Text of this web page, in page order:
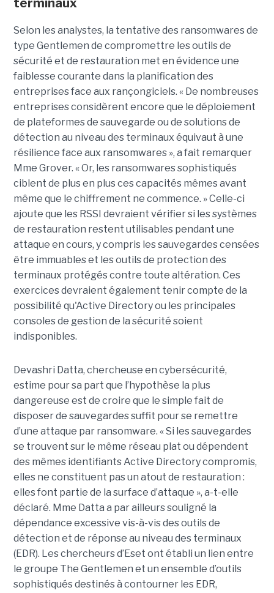
terminaux
Selon les analystes, la tentative des ransomwares de
type Gentlemen de compromettre les outils de
sécurité et de restauration met en évidence une
faiblesse courante dans la planification des
entreprises face aux rançongiciels. « De nombreuses
entreprises considèrent encore que le déploiement
de plateformes de sauvegarde ou de solutions de
détection au niveau des terminaux équivaut à une
résilience face aux ransomwares », a fait remarquer
Mme Grover. « Or, les ransomwares sophistiqués
ciblent de plus en plus ces capacités mêmes avant
même que le chiffrement ne commence. » Celle-ci
ajoute que les RSSI devraient vérifier si les systèmes
de restauration restent utilisables pendant une
attaque en cours, y compris les sauvegardes censées
être immuables et les outils de protection des
terminaux protégés contre toute altération. Ces
exercices devraient également tenir compte de la
possibilité qu'Active Directory ou les principales
consoles de gestion de la sécurité soient
indisponibles.
Devashri Datta, chercheuse en cybersécurité,
estime pour sa part que l’hypothèse la plus
dangereuse est de croire que le simple fait de
disposer de sauvegardes suffit pour se remettre
d’une attaque par ransomware. « Si les sauvegardes
se trouvent sur le même réseau plat ou dépendent
des mêmes identifiants Active Directory compromis,
elles ne constituent pas un atout de restauration :
elles font partie de la surface d’attaque », a-t-elle
déclaré. Mme Datta a par ailleurs souligné la
dépendance excessive vis-à-vis des outils de
détection et de réponse au niveau des terminaux
(EDR). Les chercheurs d’Eset ont établi un lien entre
le groupe The Gentlemen et un ensemble d’outils
sophistiqués destinés à contourner les EDR,